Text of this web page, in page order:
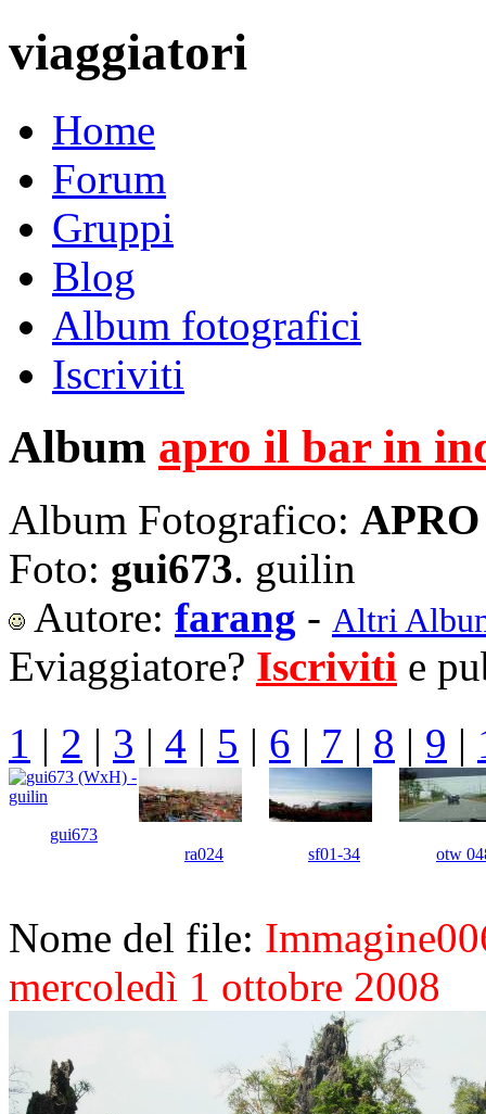
viaggiatori
Home
Forum
Gruppi
Blog
Album fotografici
Iscriviti
Album apro il bar in
Album Fotografico:
Foto: gui673. guilin
Autore: farang - Altri
Eviaggiatore? Iscriviti e
1 | 2 | 3 | 4 | 5 | 6 | 7 | 8 | 9 |
gui673
ra024
sf01-34 otw
Nome del file:
mercoledì 1 ottobre 2008